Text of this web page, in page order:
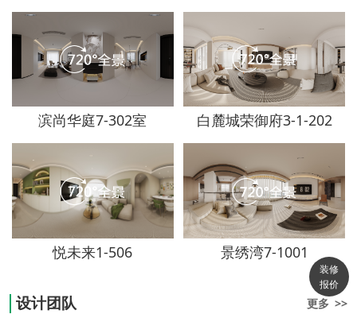
滨尚华庭7-302室 白麓城荣御府3-1-202
悦未来1-506 景绣湾7-1001
设计团队 更多 >>
装修
报价